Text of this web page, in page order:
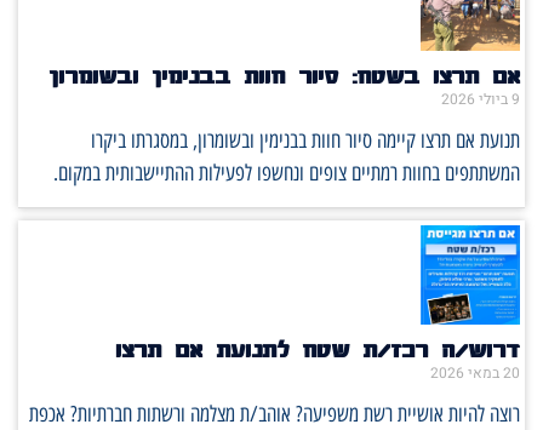
אם תרצו בשטח: סיור חוות בבנימין ובשומרון
9 ביולי 2026
תנועת אם תרצו קיימה סיור חוות בבנימין ובשומרון, במסגרתו ביקרו
המשתתפים בחוות רמתיים צופים ונחשפו לפעילות ההתיישבותית במקום.
דרוש/ה רכז/ת שטח לתנועת אם תרצו
20 במאי 2026
רוצה להיות אושיית רשת משפיעה? אוהב/ת מצלמה ורשתות חברתיות? אכפת